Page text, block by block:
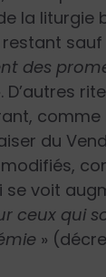
la liturgie
sauf
des
D’autres
comme
du
se voit
ceux qui
»